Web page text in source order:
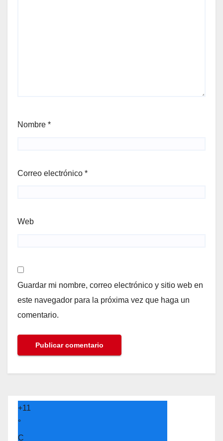
Nombre *
Correo electrónico *
Web
Guardar mi nombre, correo electrónico y sitio web en
este navegador para la próxima vez que haga un
comentario.
+11
°
C